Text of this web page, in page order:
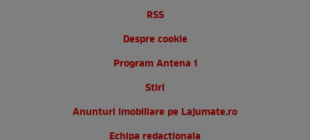
RSS
Despre cookie
Program Antena 1
Stiri
Anunturi imobiliare pe Lajumate.ro